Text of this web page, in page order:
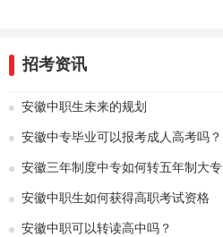
招考资讯
安徽中职生未来的规划
安徽中专毕业可以报考成人高考吗？
安徽三年制度中专如何转五年制大专
安徽中职生如何获得高职考试资格
安徽中职可以转读高中吗？